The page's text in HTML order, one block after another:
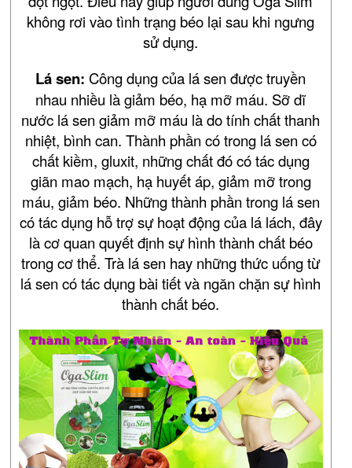
không rơi vào tình trạng béo lại sau khi ngưng
sử dụng.
Lá sen: Công dụng của lá sen được truyền
nhau nhiều là giảm béo, hạ mỡ máu. Sỡ dĩ
nước lá sen giảm mỡ máu là do tính chất thanh
nhiệt, bình can. Thành phần có trong lá sen có
chất kiềm, gluxit, những chất đó có tác dụng
giãn mao mạch, hạ huyết áp, giảm mỡ trong
máu, giảm béo. Những thành phần trong lá sen
có tác dụng hỗ trợ sự hoạt động của lá lách, đây
là cơ quan quyết định sự hình thành chất béo
trong cơ thể. Trà lá sen hay những thức uống từ
lá sen có tác dụng bài tiết và ngăn chặn sự hình
thành chất béo.